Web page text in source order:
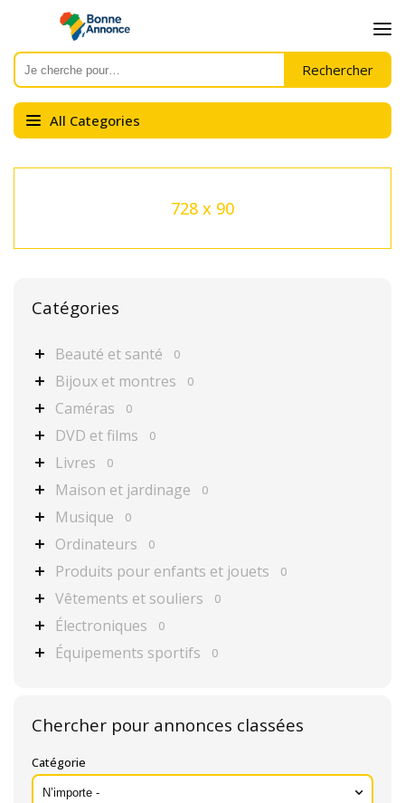
All Categories
728 x 90
Catégories
Beauté et santé 0
Bijoux et montres 0
Caméras 0
DVD et films 0
Livres 0
Maison et jardinage 0
Musique 0
Ordinateurs 0
Produits pour enfants et jouets 0
Vêtements et souliers 0
Électroniques 0
Équipements sportifs 0
Chercher pour annonces classées
Catégorie